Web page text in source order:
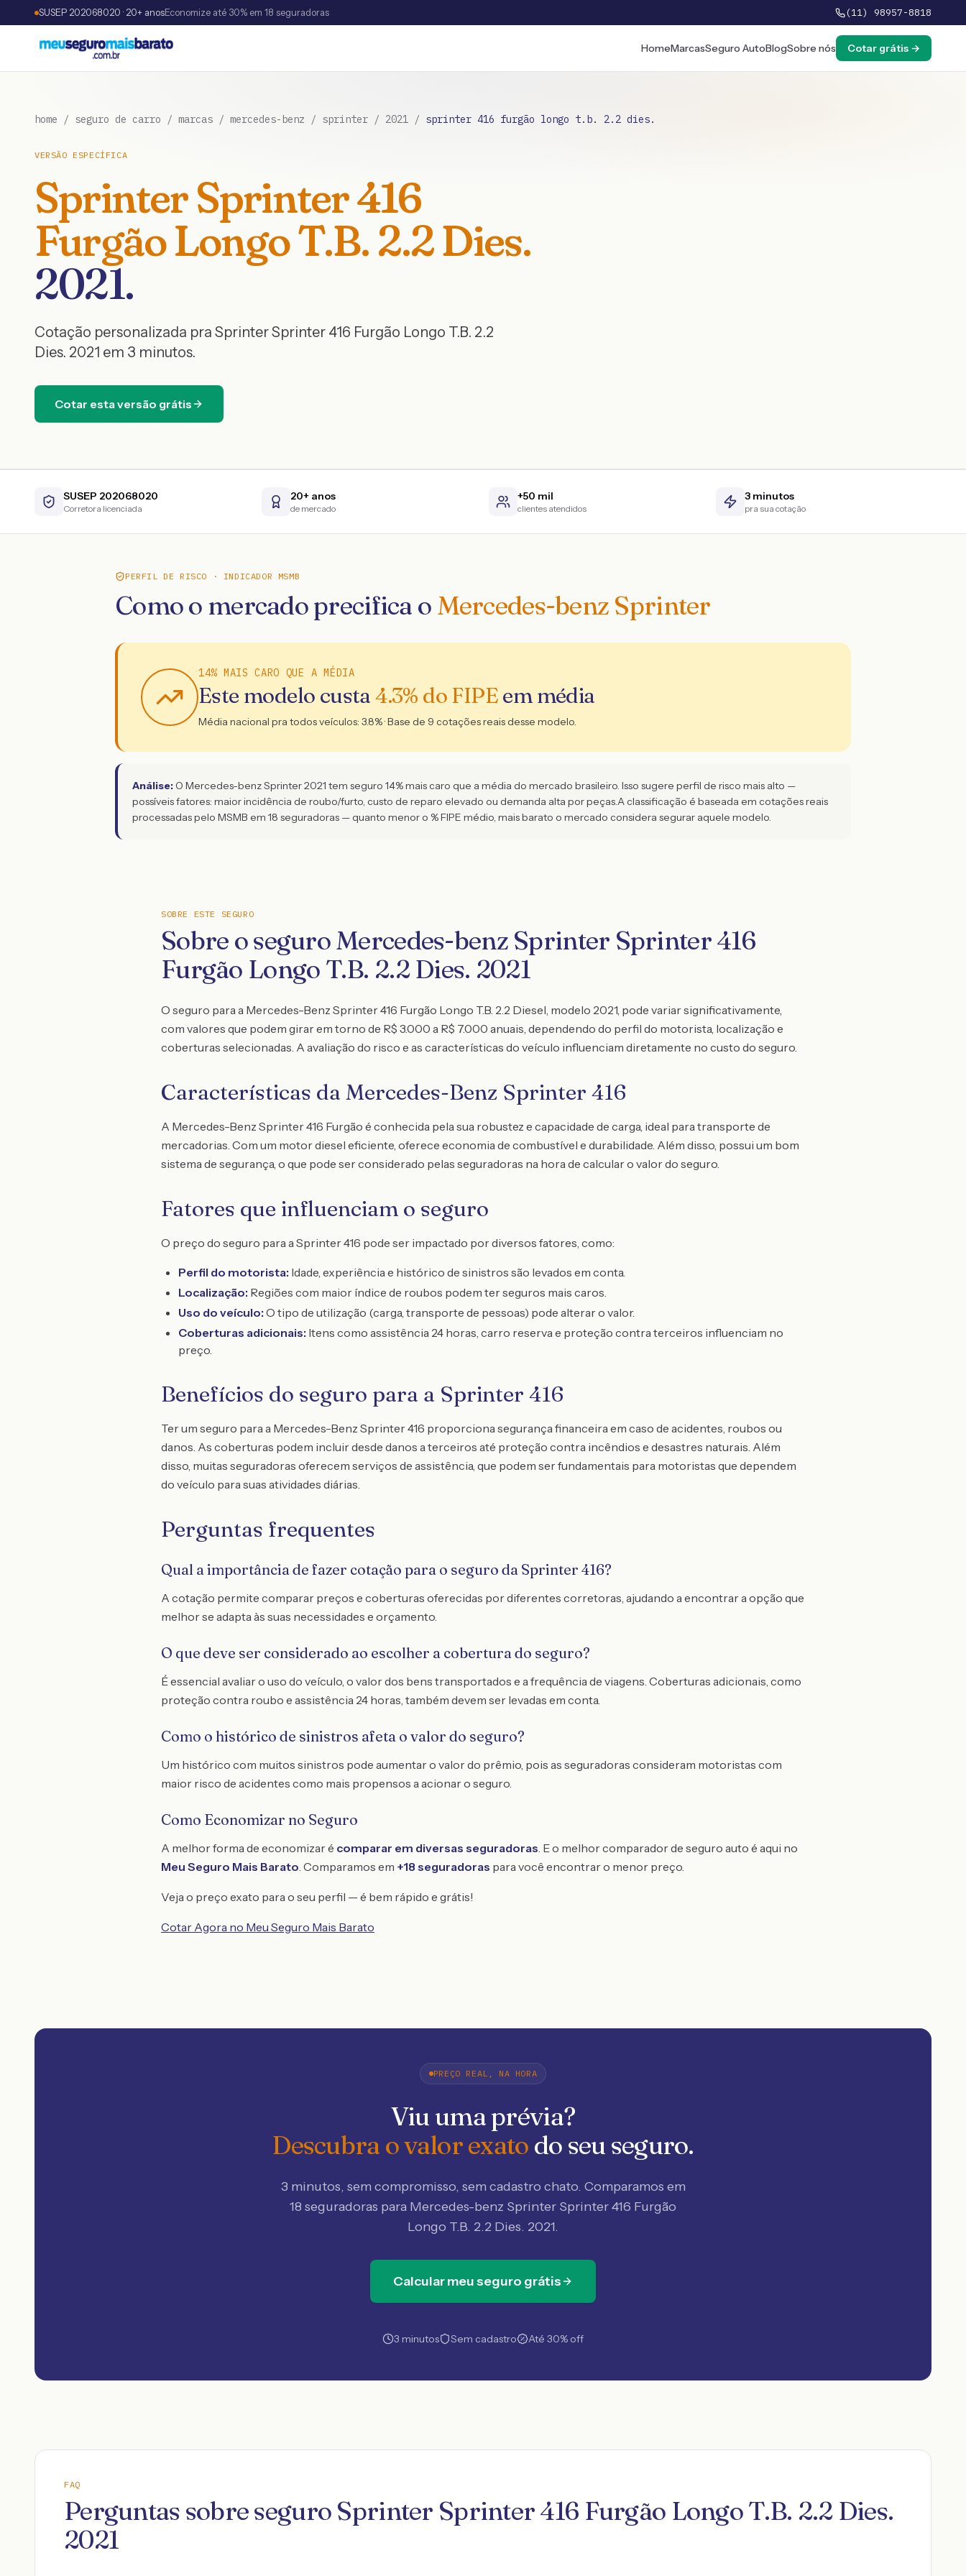
SUSEP 202068020 · 20+ anosEconomize até 30% em 18 seguradoras (11) 98957-8818
HomeMarcasSeguro AutoBlogSobre nós Cotar grátis →
home / seguro de carro / marcas / mercedes-benz / sprinter / 2021 / sprinter 416 furgão longo t.b. 2.2 dies.
VERSÃO ESPECÍFICA
SprinterSprinter 416
Furgão Longo T.B. 2.2 Dies.
2021.
Cotação personalizada pra SprinterSprinter 416 Furgão Longo T.B. 2.2
Dies. 2021 em 3 minutos.
Cotar esta versão grátis
SUSEP 202068020
Corretora licenciada
20+ anos
de mercado
+50 mil
clientes atendidos
3 minutos
pra sua cotação
PERFIL DE RISCO · INDICADOR MSMB
Como o mercado precifica o Mercedes-benz Sprinter
14% MAIS CARO QUE A MÉDIA
Este modelo custa4.3% do FIPEem média
Média nacional pra todos veículos: 3.8% · Base de 9 cotações reais desse modelo.
Análise: O Mercedes-benz Sprinter 2021 tem seguro 14% mais caro que a média do mercado brasileiro. Isso sugere perfil de risco mais alto —
possíveis fatores: maior incidência de roubo/furto, custo de reparo elevado ou demanda alta por peças.A classificação é baseada em cotações reais
processadas pelo MSMB em 18 seguradoras — quanto menor o % FIPE médio, mais barato o mercado considera segurar aquele modelo.
SOBRE ESTE SEGURO
Sobre o seguro Mercedes-benz Sprinter Sprinter 416
Furgão Longo T.B. 2.2 Dies. 2021
O seguro para a Mercedes-Benz Sprinter 416 Furgão Longo T.B. 2.2 Diesel, modelo 2021, pode variar significativamente,
com valores que podem girar em torno de R$ 3.000 a R$ 7.000 anuais, dependendo do perfil do motorista, localização e
coberturas selecionadas. A avaliação do risco e as características do veículo influenciam diretamente no custo do seguro.
Características da Mercedes-Benz Sprinter 416
A Mercedes-Benz Sprinter 416 Furgão é conhecida pela sua robustez e capacidade de carga, ideal para transporte de
mercadorias. Com um motor diesel eficiente, oferece economia de combustível e durabilidade. Além disso, possui um bom
sistema de segurança, o que pode ser considerado pelas seguradoras na hora de calcular o valor do seguro.
Fatores que influenciam o seguro
O preço do seguro para a Sprinter 416 pode ser impactado por diversos fatores, como:
Perfil do motorista: Idade, experiência e histórico de sinistros são levados em conta.
Localização: Regiões com maior índice de roubos podem ter seguros mais caros.
Uso do veículo: O tipo de utilização (carga, transporte de pessoas) pode alterar o valor.
Coberturas adicionais: Itens como assistência 24 horas, carro reserva e proteção contra terceiros influenciam no
preço.
Benefícios do seguro para a Sprinter 416
Ter um seguro para a Mercedes-Benz Sprinter 416 proporciona segurança financeira em caso de acidentes, roubos ou
danos. As coberturas podem incluir desde danos a terceiros até proteção contra incêndios e desastres naturais. Além
disso, muitas seguradoras oferecem serviços de assistência, que podem ser fundamentais para motoristas que dependem
do veículo para suas atividades diárias.
Perguntas frequentes
Qual a importância de fazer cotação para o seguro da Sprinter 416?
A cotação permite comparar preços e coberturas oferecidas por diferentes corretoras, ajudando a encontrar a opção que
melhor se adapta às suas necessidades e orçamento.
O que deve ser considerado ao escolher a cobertura do seguro?
É essencial avaliar o uso do veículo, o valor dos bens transportados e a frequência de viagens. Coberturas adicionais, como
proteção contra roubo e assistência 24 horas, também devem ser levadas em conta.
Como o histórico de sinistros afeta o valor do seguro?
Um histórico com muitos sinistros pode aumentar o valor do prêmio, pois as seguradoras consideram motoristas com
maior risco de acidentes como mais propensos a acionar o seguro.
Como Economizar no Seguro
A melhor forma de economizar é comparar em diversas seguradoras. E o melhor comparador de seguro auto é aqui no
Meu Seguro Mais Barato. Comparamos em +18 seguradoras para você encontrar o menor preço.
Veja o preço exato para o seu perfil — é bem rápido e grátis!
Cotar Agora no Meu Seguro Mais Barato
PREÇO REAL, NA HORA
Viu uma prévia?
Descubra o valor exato do seu seguro.
3 minutos, sem compromisso, sem cadastro chato. Comparamos em
18 seguradoras para Mercedes-benz Sprinter Sprinter 416 Furgão
Longo T.B. 2.2 Dies. 2021.
Calcular meu seguro grátis
3 minutos Sem cadastro Até 30% off
FAQ
Perguntas sobre seguro Sprinter Sprinter 416 Furgão Longo T.B. 2.2 Dies.
2021